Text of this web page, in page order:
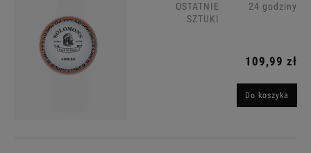
OSTATNIE
SZTUKI
24 godziny
109,99 zł
Do koszyka